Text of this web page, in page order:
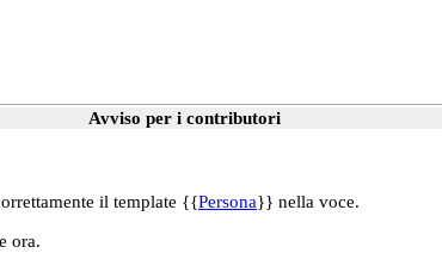
Avviso per i contributori
il template {{Persona}} nella voce.
ora.